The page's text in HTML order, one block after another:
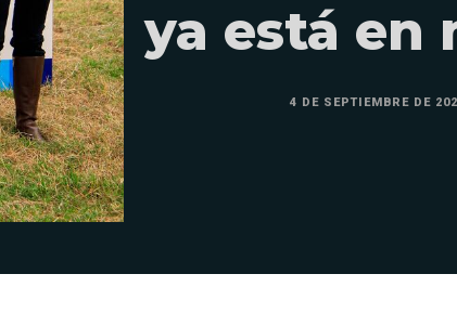
ya está en
4 DE SEPTIEMBRE DE